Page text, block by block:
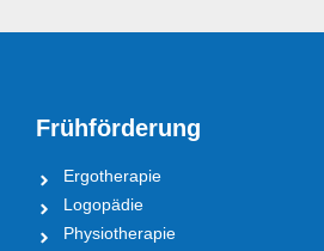
Frühförderung
Ergotherapie
Logopädie
Physiotherapie